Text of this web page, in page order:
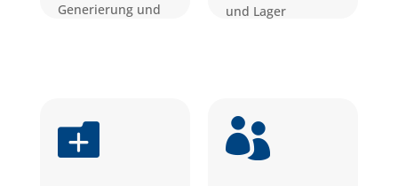
Generierung und
und Lager
 